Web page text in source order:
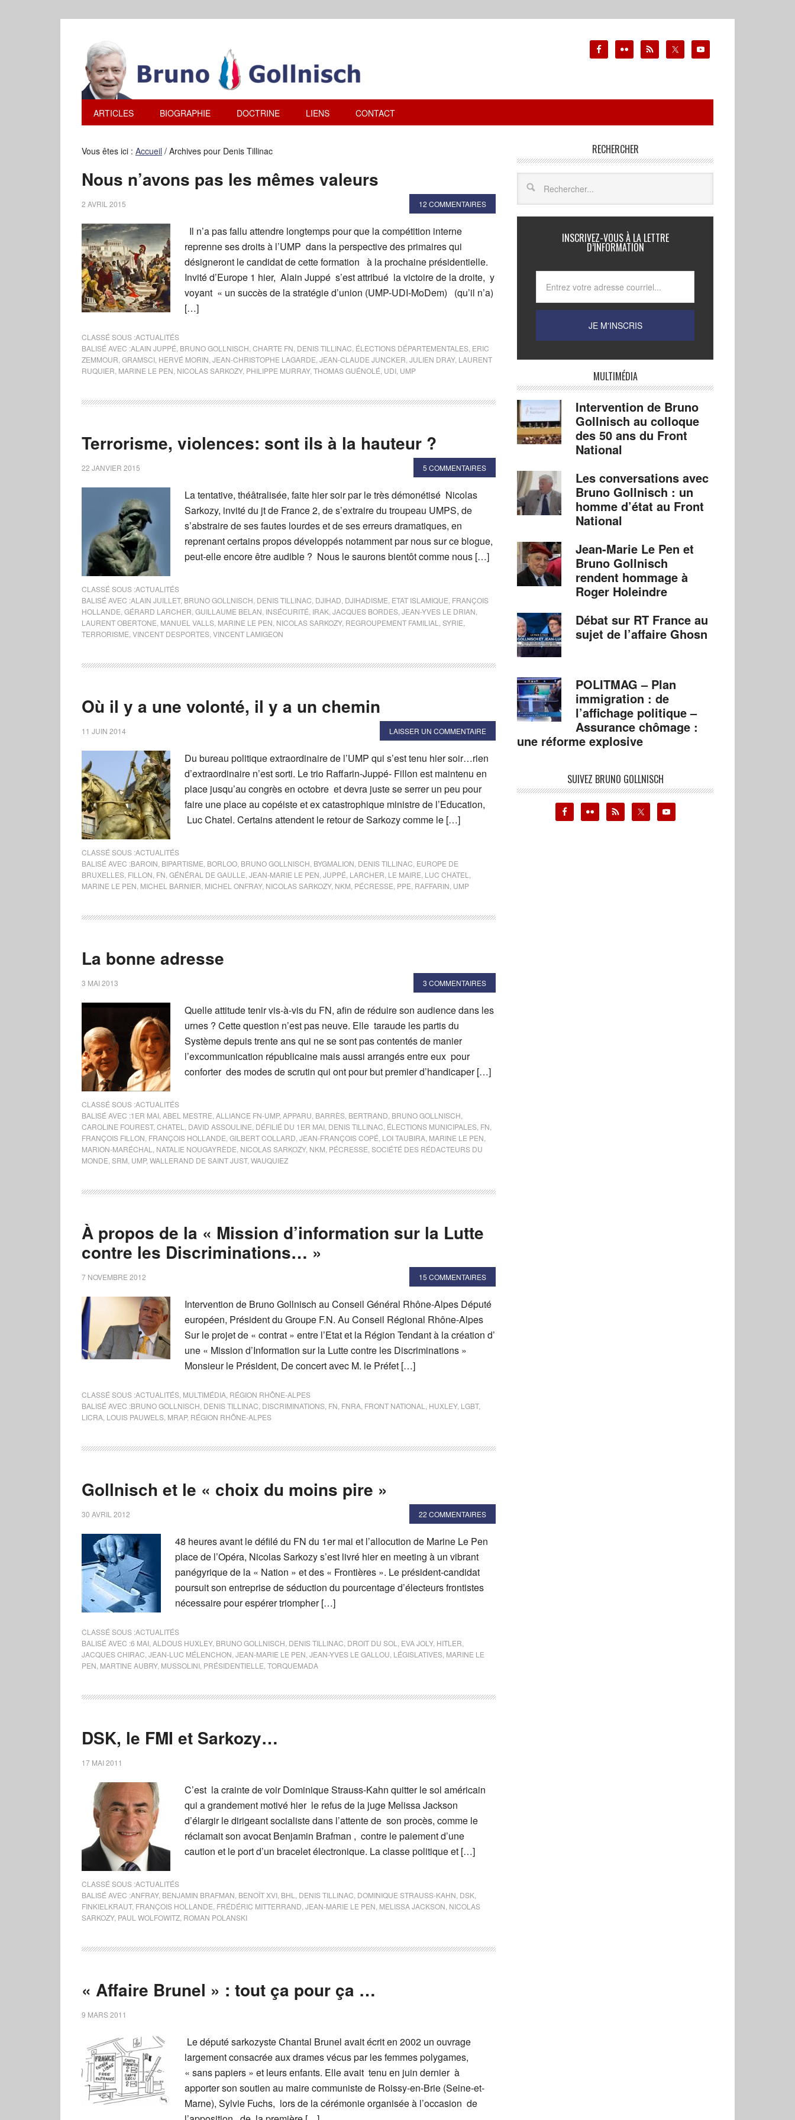
ARTICLES BIOGRAPHIE DOCTRINE LIENS CONTACT
Vous êtes ici : Accueil / Archives pour Denis Tillinac
Nous n’avons pas les mêmes valeurs
2 AVRIL 2015 12 COMMENTAIRES
Il n’a pas fallu attendre longtemps pour que la compétition interne
reprenne ses droits à l’UMP dans la perspective des primaires qui
désigneront le candidat de cette formation à la prochaine présidentielle.
Invité d’Europe 1 hier, Alain Juppé s’est attribué la victoire de la droite, y
voyant « un succès de la stratégie d’union (UMP-UDI-MoDem) (qu’il n’a)
[…]
CLASSÉ SOUS :ACTUALITÉS
BALISÉ AVEC :ALAIN JUPPÉ BRUNO GOLLNISCH CHARTE FN DENIS TILLINAC ÉLECTIONS DÉPARTEMENTALES ERIC
ZEMMOUR GRAMSCI HERVÉ MORIN JEAN-CHRISTOPHE LAGARDE JEAN-CLAUDE JUNCKER JULIEN DRAY, LAURENT
RUQUIER MARINE LE PEN NICOLAS SARKOZY, PHILIPPE MURRAY, THOMAS GUÉNOLÉ UDI UMP
Terrorisme, violences: sont ils à la hauteur ?
22 JANVIER 2015 5 COMMENTAIRES
La tentative, théâtralisée, faite hier soir par le très démonétisé Nicolas
Sarkozy, invité du jt de France 2, de s’extraire du troupeau UMPS, de
s’abstraire de ses fautes lourdes et de ses erreurs dramatiques, en
reprenant certains propos développés notamment par nous sur ce blogue,
peut-elle encore être audible ? Nous le saurons bientôt comme nous […]
CLASSÉ SOUS :ACTUALITÉS
BALISÉ AVEC :ALAIN JUILLET, BRUNO GOLLNISCH DENIS TILLINAC DJIHAD DJIHADISME ETAT ISLAMIQUE FRANÇOIS
HOLLANDE GÉRARD LARCHER GUILLAUME BELAN INSÉCURITÉ IRAK JACQUES BORDES JEAN-YVES LE DRIAN
LAURENT OBERTONE MANUEL VALLS MARINE LE PEN NICOLAS SARKOZY, REGROUPEMENT FAMILIAL SYRIE
TERRORISME VINCENT DESPORTES VINCENT LAMIGEON
Où il y a une volonté, il y a un chemin
11 JUIN 2014 LAISSER UN COMMENTAIRE
Du bureau politique extraordinaire de l’UMP qui s’est tenu hier soir…rien
d’extraordinaire n’est sorti. Le trio Raffarin-Juppé- Fillon est maintenu en
place jusqu’au congrès en octobre et devra juste se serrer un peu pour
faire une place au copéiste et ex catastrophique ministre de l’Education,
Luc Chatel. Certains attendent le retour de Sarkozy comme le […]
CLASSÉ SOUS :ACTUALITÉS
BALISÉ AVEC :BAROIN BIPARTISME BORLOO BRUNO GOLLNISCH BYGMALION DENIS TILLINAC EUROPE DE
BRUXELLES FILLON FN GÉNÉRAL DE GAULLE JEAN-MARIE LE PEN JUPPÉ LARCHER LE MAIRE LUC CHATEL
MARINE LE PEN MICHEL BARNIER MICHEL ONFRAY, NICOLAS SARKOZY, NKM PÉCRESSE PPE RAFFARIN UMP
La bonne adresse
3 MAI 2013 3 COMMENTAIRES
Quelle attitude tenir vis-à-vis du FN, afin de réduire son audience dans les
urnes ? Cette question n’est pas neuve. Elle taraude les partis du
Système depuis trente ans qui ne se sont pas contentés de manier
l’excommunication républicaine mais aussi arrangés entre eux pour
conforter des modes de scrutin qui ont pour but premier d’handicaper […]
CLASSÉ SOUS :ACTUALITÉS
BALISÉ AVEC :1ER MAI ABEL MESTRE ALLIANCE FN-UMP, APPARU BARRÈS BERTRAND BRUNO GOLLNISCH
CAROLINE FOUREST, CHATEL DAVID ASSOULINE DÉFILIÉ DU 1ER MAI DENIS TILLINAC ÉLECTIONS MUNICIPALES FN
FRANÇOIS FILLON FRANÇOIS HOLLANDE GILBERT COLLARD JEAN-FRANÇOIS COPÉ LOI TAUBIRA MARINE LE PEN
MARION-MARÉCHAL
NATALIE NOUGAYRÈDE NICOLAS SARKOZY, NKM PÉCRESSE SOCIÉTÉ DES RÉDACTEURS DU
MONDE SRM UMP, WALLERAND DE SAINT JUST, WAUQUIEZ
À propos de la « Mission d’information sur la Lutte
contre les Discriminations… »
7 NOVEMBRE 2012 15 COMMENTAIRES
Intervention de Bruno Gollnisch au Conseil Général Rhône-Alpes Député
européen, Président du Groupe F.N. Au Conseil Régional Rhône-Alpes
Sur le projet de « contrat » entre l’Etat et la Région Tendant à la création d’
une « Mission d’Information sur la Lutte contre les Discriminations »
Monsieur le Président, De concert avec M. le Préfet […]
CLASSÉ SOUS :ACTUALITÉS MULTIMÉDIA RÉGION RHÔNE-ALPES
BALISÉ AVEC :BRUNO GOLLNISCH DENIS TILLINAC DISCRIMINATIONS FN FNRA FRONT NATIONAL HUXLEY, LGBT,
LICRA LOUIS PAUWELS MRAP, RÉGION RHÔNE-ALPES
Gollnisch et le « choix du moins pire »
30 AVRIL 2012 22 COMMENTAIRES
48 heures avant le défilé du FN du 1er mai et l’allocution de Marine Le Pen
place de l’Opéra, Nicolas Sarkozy s’est livré hier en meeting à un vibrant
panégyrique de la « Nation » et des « Frontières ». Le président-candidat
poursuit son entreprise de séduction du pourcentage d’électeurs frontistes
nécessaire pour espérer triompher […]
CLASSÉ SOUS :ACTUALITÉS
BALISÉ AVEC :6 MAI ALDOUS HUXLEY, BRUNO GOLLNISCH DENIS TILLINAC DROIT DU SOL EVA JOLY, HITLER
JACQUES CHIRAC JEAN-LUC MÉLENCHON JEAN-MARIE LE PEN JEAN-YVES LE GALLOU LÉGISLATIVES MARINE LE
PEN MARTINE AUBRY, MUSSOLINI PRÉSIDENTIELLE TORQUEMADA
DSK, le FMI et Sarkozy…
17 MAI 2011
C’est la crainte de voir Dominique Strauss-Kahn quitter le sol américain
qui a grandement motivé hier le refus de la juge Melissa Jackson
d’élargir le dirigeant socialiste dans l’attente de son procès, comme le
réclamait son avocat Benjamin Brafman , contre le paiement d’une
caution et le port d’un bracelet électronique. La classe politique et […]
CLASSÉ SOUS :ACTUALITÉS
BALISÉ AVEC :ANFRAY, BENJAMIN BRAFMAN BENOÎT XVI BHL DENIS TILLINAC DOMINIQUE STRAUSS-KAHN DSK
FINKIELKRAUT, FRANÇOIS HOLLANDE FRÉDÉRIC MITTERRAND JEAN-MARIE LE PEN MELISSA JACKSON NICOLAS
SARKOZY, PAUL WOLFOWITZ ROMAN POLANSKI
« Affaire Brunel » : tout ça pour ça …
9 MARS 2011
Le député sarkozyste Chantal Brunel avait écrit en 2002 un ouvrage
largement consacrée aux drames vécus par les femmes polygames,
« sans papiers » et leurs enfants. Elle avait tenu en juin dernier à
apporter son soutien au maire communiste de Roissy-en-Brie (Seine-et-
Marne), Sylvie Fuchs, lors de la cérémonie organisée à l’occasion de
RECHERCHER
INSCRIVEZ-VOUS À LA LETTRE
D’INFORMATION
MULTIMÉDIA
Intervention de Bruno
Gollnisch au colloque
des 50 ans du Front
National
Les conversations avec
Bruno Gollnisch : un
homme d’état au Front
National
Jean-Marie Le Pen et
Bruno Gollnisch
rendent hommage à
Roger Holeindre
Débat sur RT France au
sujet de l’affaire Ghosn
POLITMAG – Plan
immigration : de
l’affichage politique –
Assurance chômage :
une réforme explosive
SUIVEZ BRUNO GOLLNISCH